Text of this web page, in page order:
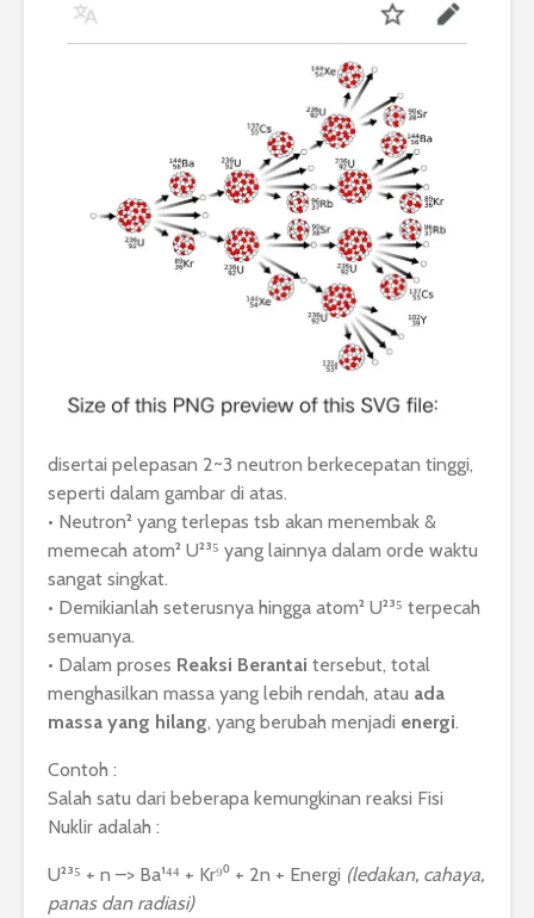
disertai pelepasan 2~3 neutron berkecepatan tinggi,
seperti dalam gambar di atas.
• Neutron² yang terlepas tsb akan menembak &
memecah atom² U²³⁵ yang lainnya dalam orde waktu
sangat singkat.
• Demikianlah seterusnya hingga atom² U²³⁵ terpecah
semuanya.
• Dalam proses Reaksi Berantai tersebut, total
menghasilkan massa yang lebih rendah, atau ada
massa yang hilang, yang berubah menjadi energi.
Contoh :
Salah satu dari beberapa kemungkinan reaksi Fisi
Nuklir adalah :
U²³⁵ + n –> Ba¹⁴⁴ + Kr⁹⁰ + 2n + Energi (ledakan, cahaya,
panas dan radiasi)